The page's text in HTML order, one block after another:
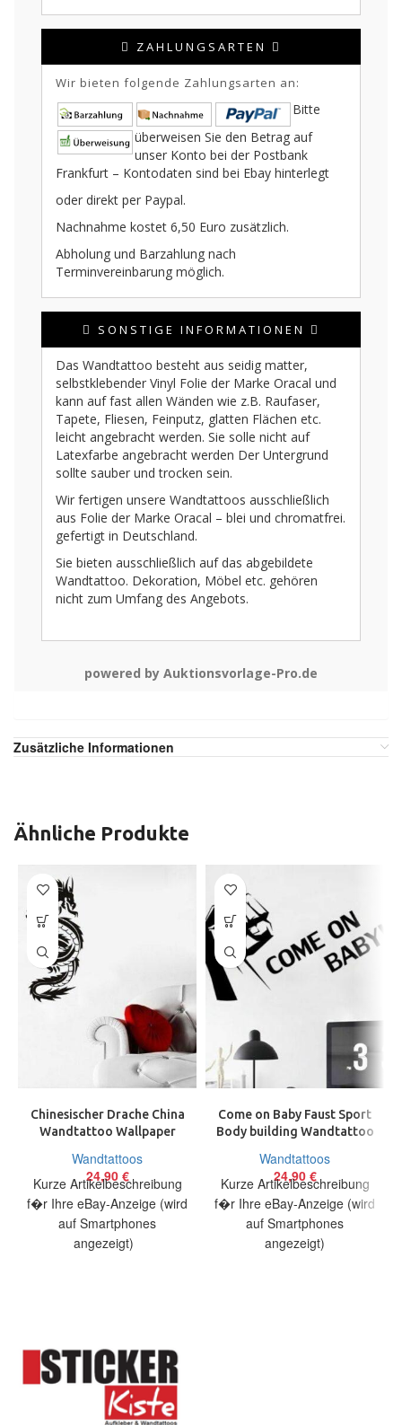
ZAHLUNGSARTEN
Wir bieten folgende Zahlungsarten an:
Bitte
überweisen Sie den Betrag auf
unser Konto bei der Postbank
Frankfurt – Kontodaten sind bei Ebay hinterlegt
oder direkt per Paypal.
Nachnahme kostet 6,50 Euro zusätzlich.
Abholung und Barzahlung nach
Terminvereinbarung möglich.
SONSTIGE INFORMATIONEN
Das Wandtattoo besteht aus seidig matter,
selbstklebender Vinyl Folie der Marke Oracal und
kann auf fast allen Wänden wie z.B. Raufaser,
Tapete, Fliesen, Feinputz, glatten Flächen etc.
leicht angebracht werden. Sie solle nicht auf
Latexfarbe angebracht werden Der Untergrund
sollte sauber und trocken sein.
Wir fertigen unsere Wandtattoos ausschließlich
aus Folie der Marke Oracal – blei und chromatfrei.
gefertigt in Deutschland.
Sie bieten ausschließlich auf das abgebildete
Wandtattoo. Dekoration, Möbel etc. gehören
nicht zum Umfang des Angebots.
powered by Auktionsvorlage-Pro.de
Zusätzliche Informationen
Ähnliche Produkte
Chinesischer Drache China
Wandtattoo Wallpaper
Dragon Chinese
Wandtattoos
24,90 €
Kurze Artikelbeschreibung
f�r Ihre eBay-Anzeige (wird
auf Smartphones
angezeigt)
Come on Baby Faust Sport
Body building Wandtattoo
70 cm
Wandtattoos
24,90 €
Kurze Artikelbeschreibung
f�r Ihre eBay-Anzeige (wird
auf Smartphones
angezeigt)